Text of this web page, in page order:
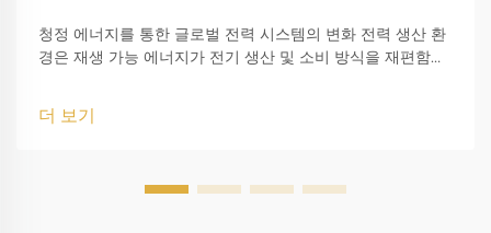
청정 에너지를 통한 글로벌 전력 시스템의 변화 전력 생산 환
경은 재생 가능 에너지가 전기 생산 및 소비 방식을 재편함에
평가됩니다.
더 보기